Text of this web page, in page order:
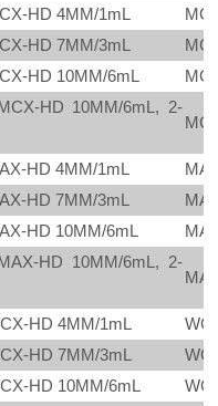
HD 4MM/1mL
HD 7MM/3mL
HD 10MM/6mL
HD 10MM/6mL, 2-
HD 4MM/1mL
HD 7MM/3mL
HD 10MM/6mL
HD 10MM/6mL, 2-
HD 4MM/1mL
HD 7MM/3mL
HD 10MM/6mL